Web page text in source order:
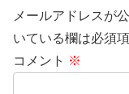
メールアドレスが
いている欄は必須
コメント ※